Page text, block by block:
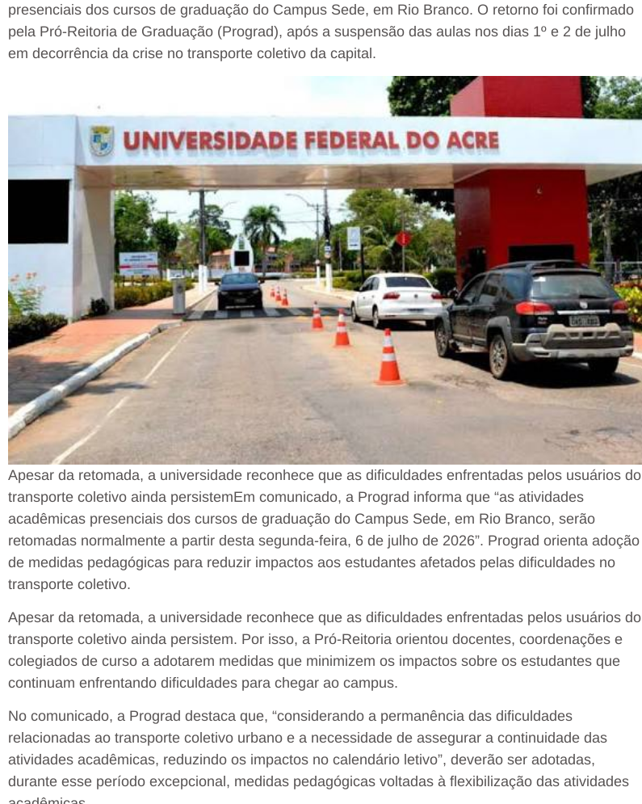
presenciais dos cursos de graduação do Campus Sede, em Rio Branco. O retorno foi confirmado
pela Pró-Reitoria de Graduação (Prograd), após a suspensão das aulas nos dias 1º e 2 de julho
em decorrência da crise no transporte coletivo da capital.
Apesar da retomada, a universidade reconhece que as dificuldades enfrentadas pelos usuários do
transporte coletivo ainda persistemEm comunicado, a Prograd informa que “as atividades
acadêmicas presenciais dos cursos de graduação do Campus Sede, em Rio Branco, serão
retomadas normalmente a partir desta segunda-feira, 6 de julho de 2026”. Prograd orienta adoção
de medidas pedagógicas para reduzir impactos aos estudantes afetados pelas dificuldades no
transporte coletivo.
Apesar da retomada, a universidade reconhece que as dificuldades enfrentadas pelos usuários do
transporte coletivo ainda persistem. Por isso, a Pró-Reitoria orientou docentes, coordenações e
colegiados de curso a adotarem medidas que minimizem os impactos sobre os estudantes que
continuam enfrentando dificuldades para chegar ao campus.
No comunicado, a Prograd destaca que, “considerando a permanência das dificuldades
relacionadas ao transporte coletivo urbano e a necessidade de assegurar a continuidade das
atividades acadêmicas, reduzindo os impactos no calendário letivo”, deverão ser adotadas,
durante esse período excepcional, medidas pedagógicas voltadas à flexibilização das atividades